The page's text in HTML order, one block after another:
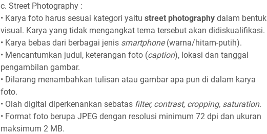
c. Street Photography :
• Karya foto harus sesuai kategori yaitu street photography dalam bentuk
visual. Karya yang tidak mengangkat tema tersebut akan didiskualifikasi.
• Karya bebas dari berbagai jenis smartphone(warna/hitam-putih).
• Mencantumkan judul, keterangan foto (caption), lokasi dan tanggal
pengambilan gambar.
• Dilarang menambahkan tulisan atau gambar apa pun di dalam karya
foto.
• Olah digital diperkenankan sebatas filter, contrast, cropping, saturation.
• Format foto berupa JPEG dengan resolusi minimum 72 dpi dan ukuran
maksimum 2 MB.